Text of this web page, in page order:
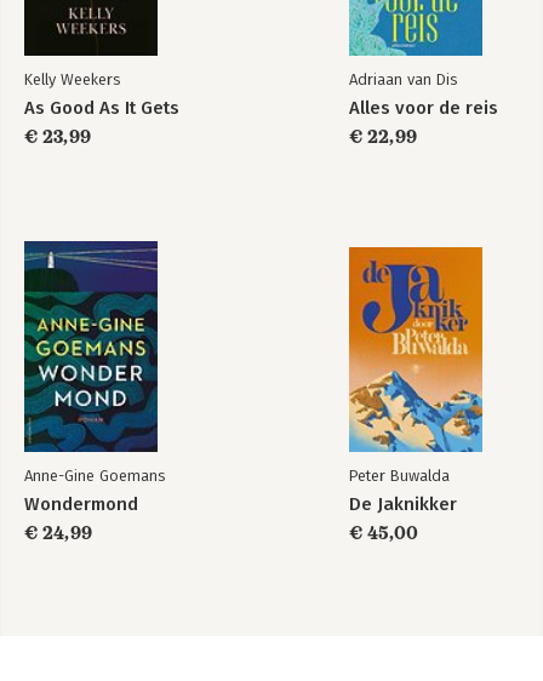
Kelly Weekers
As Good As It Gets
€ 23,99
Adriaan van Dis
Alles voor de reis
€ 22,99
Anne-Gine Goemans
Wondermond
€ 24,99
Peter Buwalda
De Jaknikker
€ 45,00